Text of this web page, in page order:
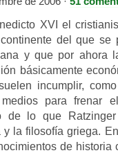
XVI el
del que se
y que por ahora
básicamente
incumplir,
para frenar
de lo que Ratzinger
la filosofía griega.
de historia